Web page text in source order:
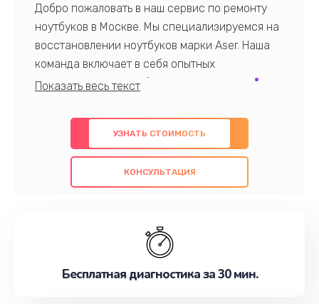
Добро пожаловать в наш сервис по ремонту
ноутбуков в Москве. Мы специализируемся на
восстановлении ноутбуков марки Aser. Наша
команда включает в себя опытных
профессионалов с обширными знаниями и
предлагаем быстрый и качественный ремонт с
использованием оригинальных компонентов, а
также гарантируем качество всех
проведенных работ. Наша цель - предоставить
наилучшим образом. Не медлите записаться на
УЗНАТЬ СТОИМОСТЬ
КОНСУЛЬТАЦИЯ
Бесплатная диагностика за 30 мин.